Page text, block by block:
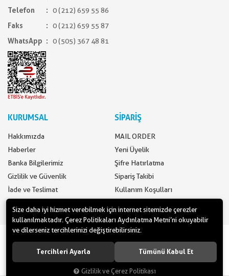
Telefon
0 (212) 659 55 86
Faks
0 (212) 659 55 87
WhatsApp
0 (505) 367 48 81
KURUMSAL
Hakkımızda
Haberler
Banka Bilgilerimiz
Gizlilik ve Güvenlik
İade ve Teslimat
SİPARİŞ
MAIL ORDER
Yeni Üyelik
Şifre Hatırlatma
Sipariş Takibi
Kullanım Koşulları
www.yilbasimalzemeleri.com - www.partidolu.com bir Pandoli Parti
Kuruluşudur. © 2018 Pandoli Parti Malzemeleri Tüm hakları saklıdır.
Size daha iyi hizmet verebilmek için internet sitemizde çerezler
kullanılmaktadır. Çerez Politikaları Aydınlatma Metni’ni okuyabilir
ve dilerseniz tercihlerinizi değiştirebilirsiniz.
Tercihleri Ayarla Tümünü Kabul Et
Gizlilik ve Çerez Politikası